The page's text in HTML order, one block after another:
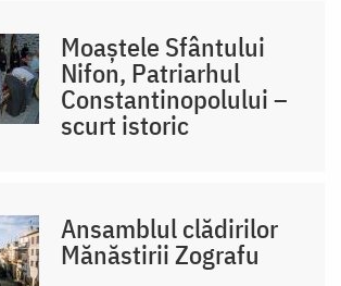
Moaștele Sfântului
Nifon, Patriarhul
Constantinopolului –
scurt istoric
Ansamblul clădirilor
Mănăstirii Zografu